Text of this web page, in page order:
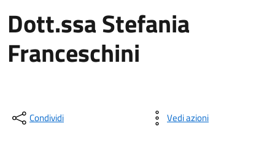
Dott.ssa Stefania
Franceschini
Condividi Vedi azioni